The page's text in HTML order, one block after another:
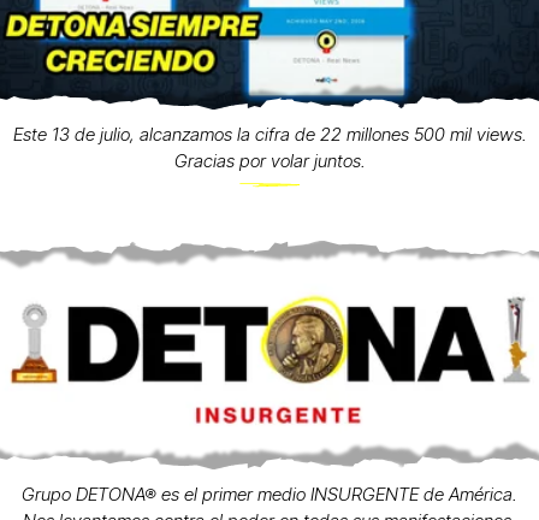
Este 13 de julio, alcanzamos la cifra de 22 millones 500 mil views.
Gracias por volar juntos.
Grupo DETONA® es el primer medio INSURGENTE de América.